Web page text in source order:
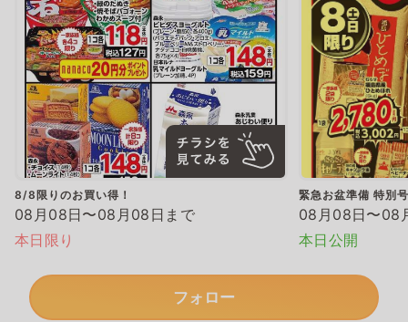
8/8限りのお買い得！
08月08日〜08月08日まで
本日限り
緊急お盆準備 特別号
08月08日〜08
本日公開
フォロー